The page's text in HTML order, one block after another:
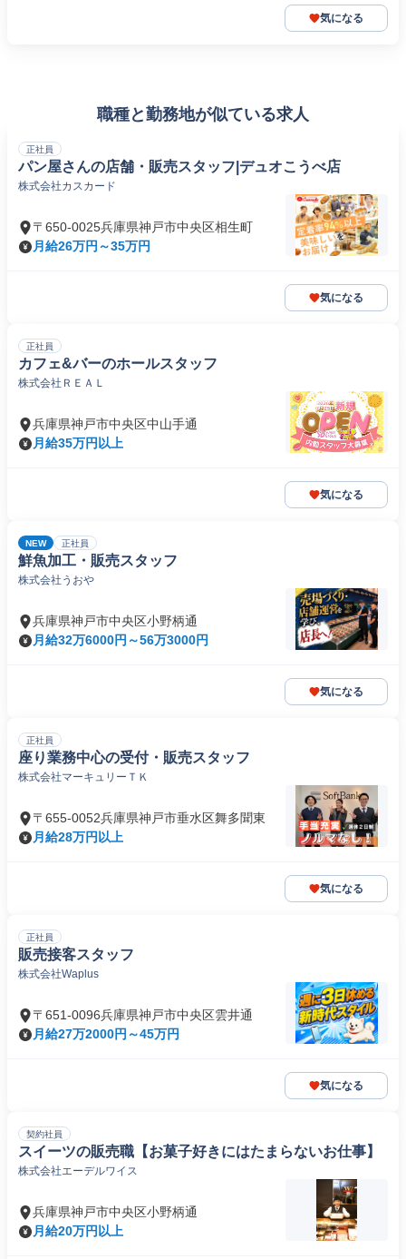
気になる
職種と勤務地が似ている求人
正社員
パン屋さんの店舗・販売スタッフ|デュオこうべ店
株式会社カスカード
〒650-0025兵庫県神戸市中央区相生町
月給26万円～35万円
気になる
正社員
カフェ&バーのホールスタッフ
株式会社ＲＥＡＬ
兵庫県神戸市中央区中山手通
月給35万円以上
気になる
NEW 正社員
鮮魚加工・販売スタッフ
株式会社うおや
兵庫県神戸市中央区小野柄通
月給32万6000円～56万3000円
気になる
正社員
座り業務中心の受付・販売スタッフ
株式会社マーキュリーＴＫ
〒655-0052兵庫県神戸市垂水区舞多聞東
月給28万円以上
気になる
正社員
販売接客スタッフ
株式会社Waplus
〒651-0096兵庫県神戸市中央区雲井通
月給27万2000円～45万円
気になる
契約社員
スイーツの販売職【お菓子好きにはたまらないお仕事】
株式会社エーデルワイス
兵庫県神戸市中央区小野柄通
月給20万円以上